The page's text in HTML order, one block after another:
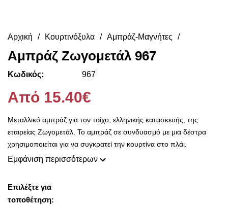
Αρχική Κουρτινόξυλα Αμπράζ-Μαγνήτες
Αμπράζ Ζωγομετάλ 967
Κωδικός: 967
Από 15.40€
Μεταλλικό αμπράζ για τον τοίχο, ελληνικής κατασκευής, της
εταιρείας Ζωγομετάλ. Το αμπράζ σε συνδυασμό με μια δέστρα
χρησιμοποιείται για να συγκρατεί την κουρτίνα στο πλάι.
Εμφάνιση περισσότερων
Επιλέξτε για
τοποθέτηση: